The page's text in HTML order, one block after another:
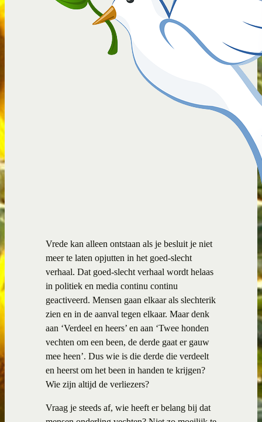
Vrede kan alleen ontstaan als je besluit je niet
meer te laten opjutten in het goed-slecht
verhaal. Dat goed-slecht verhaal wordt helaas
in politiek en media continu continu
geactiveerd. Mensen gaan elkaar als slechterik
zien en in de aanval tegen elkaar. Maar denk
aan ‘Verdeel en heers’ en aan ‘Twee honden
vechten om een been, de derde gaat er gauw
mee heen’. Dus wie is die derde die verdeelt
en heerst om het been in handen te krijgen?
Wie zijn altijd de verliezers?
Vraag je steeds af, wie heeft er belang bij dat